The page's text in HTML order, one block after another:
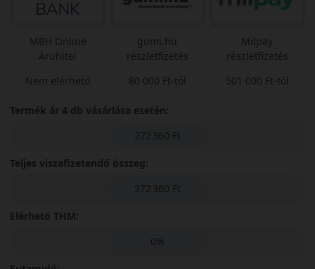
MBH Online
Áruhitel
Nem elérhető
gumi.hu
részletfizetés
80 000 Ft-tól
Milpay
részletfizetés
501 000 Ft-tól
Termék ár 4 db vásárlása esetén:
272 360 Ft
Teljes viszafizetendő összeg:
272 360 Ft
Elérhető THM:
0%